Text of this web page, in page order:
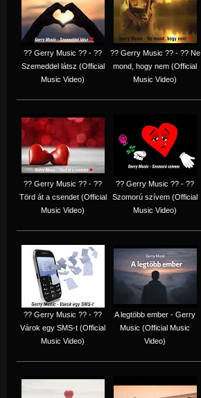
?? Gerry Music ?? - ??
Szemeddel látsz (Official
Music Video)
?? Gerry Music ?? - ?? Ne
mond, hogy nem (Official
Music Video)
?? Gerry Music ?? - ??
Törd át a csendet (Official
Music Video)
?? Gerry Music ?? - ??
Szomorú szívem (Official
Music Video)
?? Gerry Music ?? - ??
Várok egy SMS-t (Official
Music Video)
A legtöbb ember - Gerry
Music (Official Music
Video)